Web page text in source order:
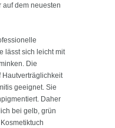
auf dem neuesten
lässt sich leicht mit
Die
Hautverträglichkeit
geeignet. Sie
Daher
bei gelb, grün